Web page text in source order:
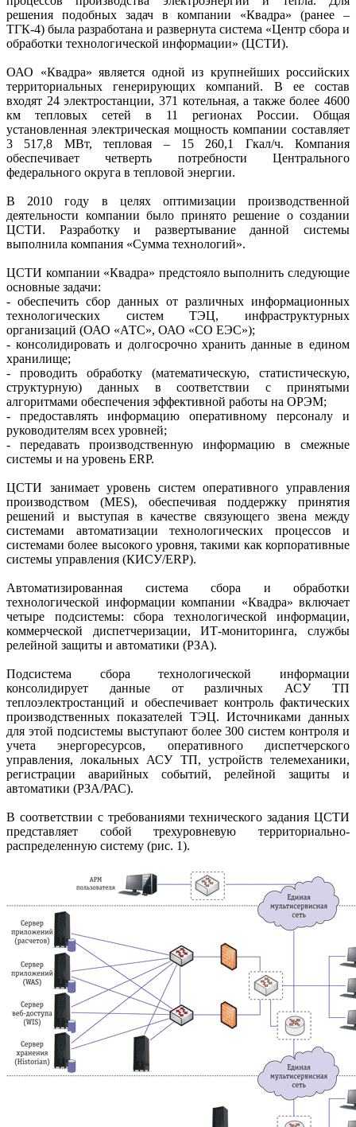
решения подобных задач в компании «Квадра» (ранее –
ТГК‑4) была разработана и развернута система «Центр сбора и
обработки технологической информации» (ЦСТИ).
ОАО «Квадра» является одной из крупнейших российских
территориальных генерирующих компаний. В ее состав
входят 24 электростанции, 371 котельная, а также более 4600
км тепловых сетей в 11 регионах России. Общая
установленная электрическая мощность компании составляет
3 517,8 МВт, тепловая – 15 260,1 Гкал/ч. Компания
обеспечивает четверть потребности Центрального
федерального округа в тепловой энергии.
В 2010 году в целях оптимизации производственной
деятельно­сти компании было принято решение о создании
ЦСТИ. Разработку и развертывание данной системы
выполнила компания «Сумма технологий».
ЦСТИ компании «Квадра» предстояло выполнить следующие
основные задачи:
- обеспечить сбор данных от различных информационных
технологических систем ТЭЦ, инфраструктурных
организаций (ОАО «АТС», ОАО «СО ЕЭС»);
- консолидировать и долгосрочно хранить данные в едином
хранилище;
- проводить обработку (математическую, статистическую,
структурную) данных в соответствии с принятыми
алгоритмами обеспечения эффективной работы на ОРЭМ;
- предоставлять информацию оперативному персоналу и
руководителям всех уровней;
- передавать производственную информацию в смежные
системы и на уровень ERP.
ЦСТИ занимает уровень систем оперативного управления
производством (MES), обеспечивая поддержку принятия
решений и выступая в качестве связующего звена между
системами автоматизации технологических процессов и
системами более высокого уровня, такими как корпоративные
системы управления (КИСУ/ERP).
Автоматизированная система сбора и обработки
технологической информации компании «Квадра» включает
четыре подсистемы: сбора технологической информации,
коммерческой диспетчеризации, ИТ-мониторинга, службы
релейной защиты и автоматики (РЗА).
Подсистема сбора технологической информации
консолидирует данные от различных АСУ ТП
теплоэлектростанций и обеспечивает контроль фактических
производственных показателей ТЭЦ. Источниками данных
для этой подсистемы выступают более 300 систем контроля и
учета энергоресурсов, оперативного диспетчерского
управления, локальных АСУ ТП, устройств телемеханики,
регистрации аварийных событий, релейной защиты и
автоматики (РЗА/РАС).
В соответствии с требованиями технического задания ЦСТИ
представляет собой трехуровневую территориально-
распределенную систему (рис. 1).